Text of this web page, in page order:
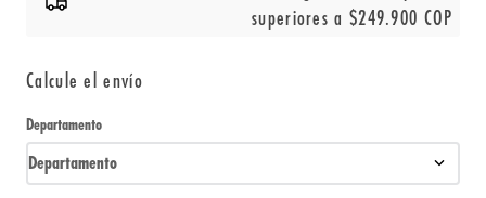
superiores a $249.900 COP
Calcule el envío
Departamento
Departamento